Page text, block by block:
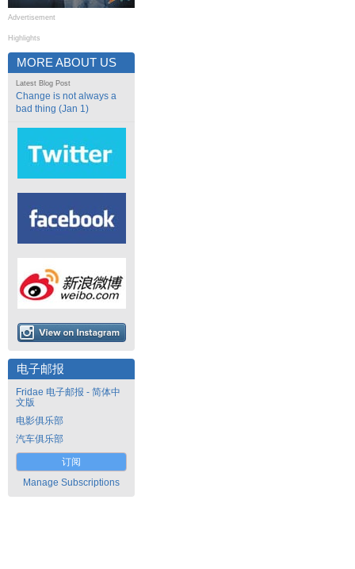
Advertisement
Highlights
MORE ABOUT US
Latest Blog Post
Change is not always a
bad thing (Jan 1)
电子邮报
Fridae 电子邮报 - 简体中
文版
电影俱乐部
汽车俱乐部
订阅
Manage Subscriptions